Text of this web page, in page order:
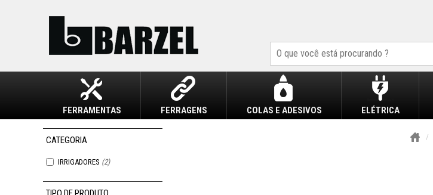
FERRAMENTAS FERRAGENS COLAS E ADESIVOS ELÉTRICA
IRRIGADORES (2)